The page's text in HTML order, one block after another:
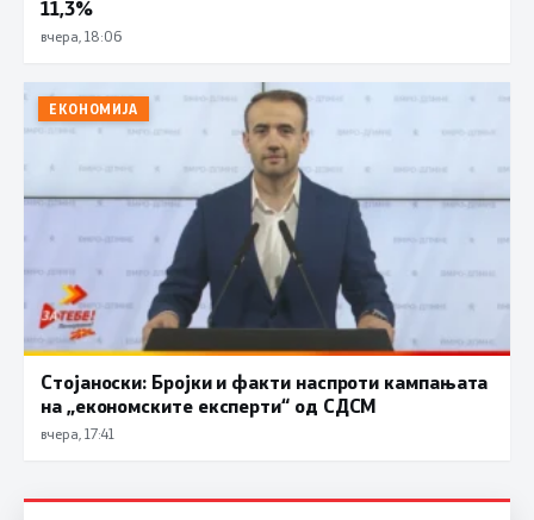
11,3%
вчера, 18:06
ЕКОНОМИЈА
Стојаноски: Бројки и факти наспроти кампањата
на „економските експерти“ од СДСM
вчера, 17:41